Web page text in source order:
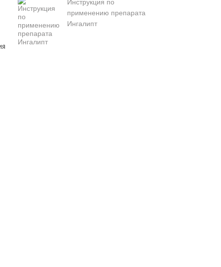
Инструкция по
применению препарата
Ингалипт